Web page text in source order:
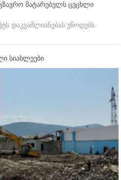
მატარებელს ცეცხლი
დაკვამლიანებას უწოდებს.
სიახლეები